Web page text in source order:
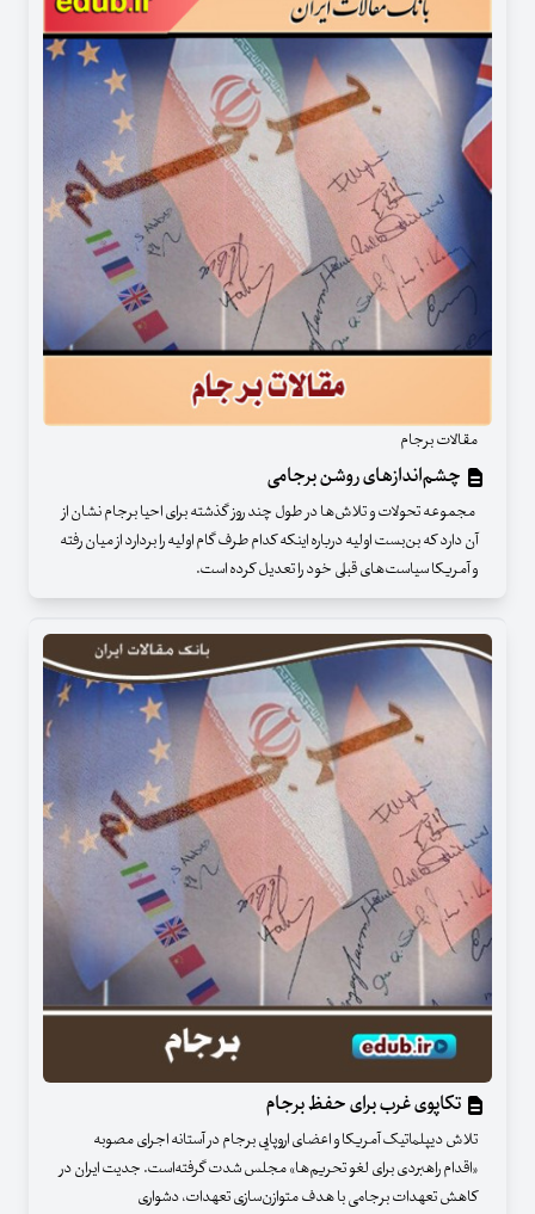
مقالات برجام
چشم‌اندازهای روشن برجامی
مجموعه‌ تحولات و تلاش‌ها در طول چند روز گذشته برای احیا برجام نشان از
آن دارد که بن‌بست اولیه درباره اینکه کدام طرف گام اولیه را بردارد از میان رفته
و آمریکا سیاست‌های قبلی خود را تعدیل کرده است.
تکاپوی غرب برای حفظ برجام
تلاش‌ دیپلماتیک آمریکا و اعضای اروپایی برجام در آستانه اجرای مصوبه
«اقدام راهبردی برای لغو تحریم‌ها» مجلس شدت گرفته‌است. جدیت ایران در
کاهش تعهدات برجامی با هدف متوازن‌سازی تعهدات، دشواری